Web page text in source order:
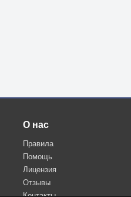
О нас
Правила
Помощь
Лицензия
Отзывы